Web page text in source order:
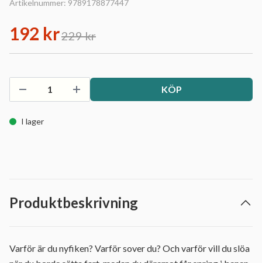
Artikelnummer: 9789178877447
192 kr229 kr
KÖP
I lager
Produktbeskrivning
Varför är du nyfiken? Varför sover du? Och varför vill du slöa